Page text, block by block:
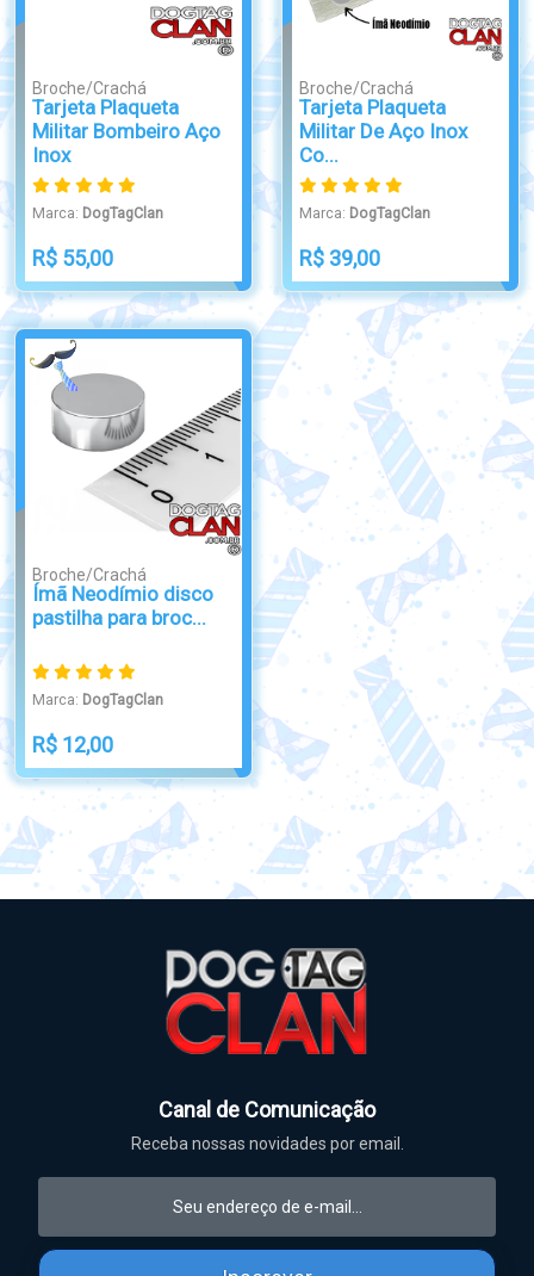
Broche/Crachá
Tarjeta Plaqueta
Militar Bombeiro Aço
Inox
Marca: DogTagClan
R$ 55,00
Broche/Crachá
Tarjeta Plaqueta
Militar De Aço Inox
Co...
Marca: DogTagClan
R$ 39,00
Broche/Crachá
Ímã Neodímio disco
pastilha para broc...
Marca: DogTagClan
R$ 12,00
Canal de Comunicação
Receba nossas novidades por email.